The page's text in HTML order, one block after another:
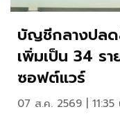
บัญชีกลางปลด
เพิ่มเป็น 34 รา
ซอฟต์แวร์
07 ส.ค. 2569 | 11:35